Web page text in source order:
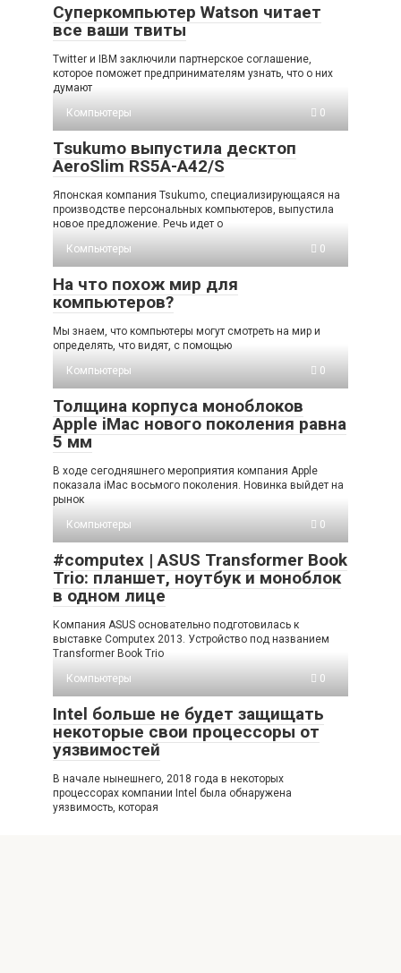
Суперкомпьютер Watson читает
все ваши твиты
Twitter и IBM заключили партнерское соглашение,
которое поможет предпринимателям узнать, что о них
думают
Компьютеры
0
Tsukumo выпустила десктоп
AeroSlim RS5A-A42/S
Японская компания Tsukumo, специализирующаяся на
производстве персональных компьютеров, выпустила
новое предложение. Речь идет о
Компьютеры
0
На что похож мир для
компьютеров?
Мы знаем, что компьютеры могут смотреть на мир и
определять, что видят, с помощью
Компьютеры
0
Толщина корпуса моноблоков
Apple iMac нового поколения равна
5 мм
В ходе сегодняшнего мероприятия компания Apple
показала iMac восьмого поколения. Новинка выйдет на
рынок
Компьютеры
0
#computex | ASUS Transformer Book
Trio: планшет, ноутбук и моноблок
в одном лице
Компания ASUS основательно подготовилась к
выставке Computex 2013. Устройство под названием
Transformer Book Trio
Компьютеры
0
Intel больше не будет защищать
некоторые свои процессоры от
уязвимостей
В начале нынешнего, 2018 года в некоторых
процессорах компании Intel была обнаружена
уязвимость, которая